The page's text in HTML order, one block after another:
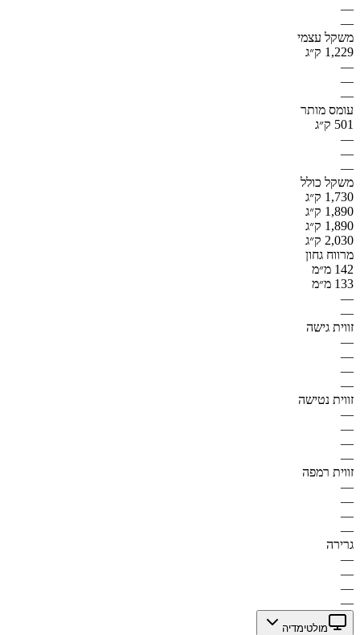
—
—
משקל עצמי
1,229 ק״ג
—
—
—
עומס מותר
501 ק״ג
—
—
—
משקל כולל
1,730 ק״ג
1,890 ק״ג
1,890 ק״ג
2,030 ק״ג
מרווח גחון
142 מ״מ
133 מ״מ
—
—
זווית גישה
—
—
—
—
זווית נטישה
—
—
—
—
זווית רמפה
—
—
—
—
גרירה
—
—
—
—
מולטימדיה